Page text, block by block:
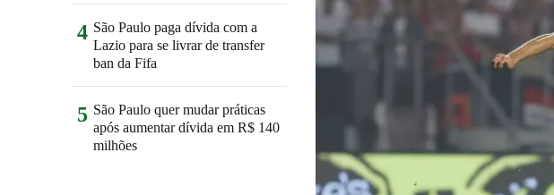
4 São Paulo paga dívida com a
Lazio para se livrar de transfer
ban da Fifa
5 São Paulo quer mudar práticas
após aumentar dívida em R$ 140
milhões